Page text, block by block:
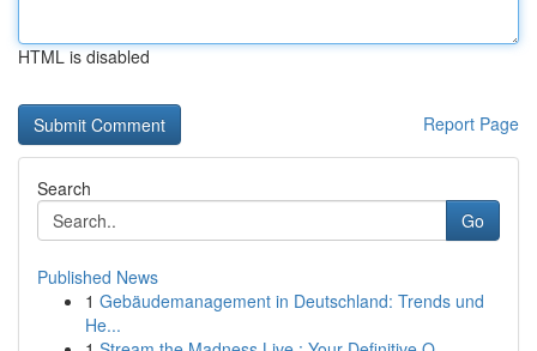
HTML is disabled
Report Page
Search
Go
Published News
1 Gebäudemanagement in Deutschland: Trends und
He...